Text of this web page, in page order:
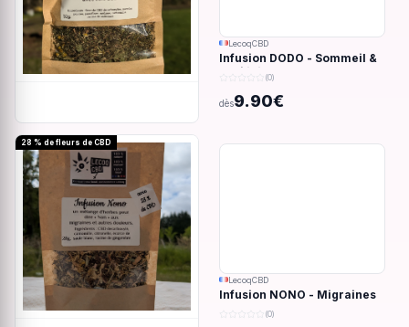
LecoqCBD
Infusion DODO - Sommeil &
anxiété - 32g
(0)
dès9.90€
28 % de fleurs de CBD
LecoqCBD
Infusion NONO - Migraines
& douleurs - 28g
(0)